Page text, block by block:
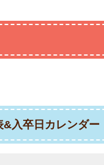
&入卒日カレンダー